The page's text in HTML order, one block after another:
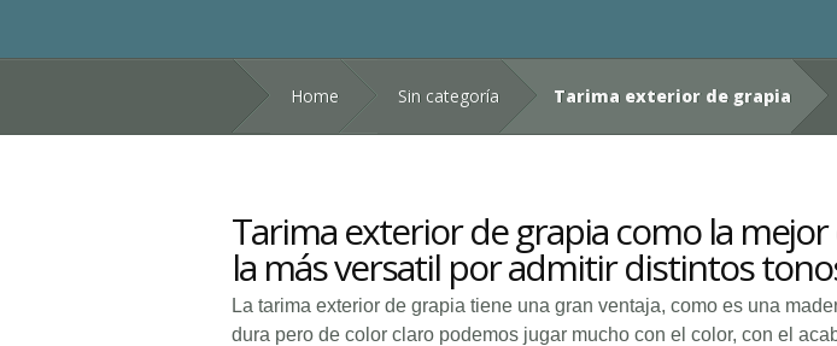
Home Sin categoría Tarima exterior de grapia
Tarima exterior de grapia como la
la más versatil por admitir distintos
La tarima exterior de grapia tiene una gran ventaja, como es una
dura pero de color claro podemos jugar mucho con el color, con el